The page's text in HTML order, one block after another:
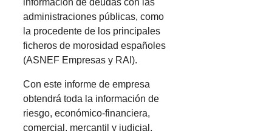
información de deudas con las
administraciones públicas, como
la procedente de los principales
ficheros de morosidad españoles
(ASNEF Empresas y RAI).
Con este informe de empresa
obtendrá toda la información de
riesgo, económico-financiera,
comercial, mercantil y judicial,